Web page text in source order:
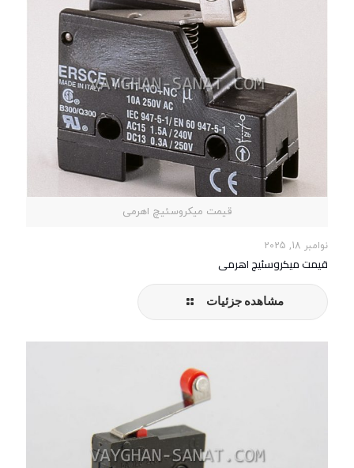
قیمت میکروسئیچ اهرمی
نوامبر 18, 2025
قیمت میکروسئیچ اهرمی
مشاهده جزئیات